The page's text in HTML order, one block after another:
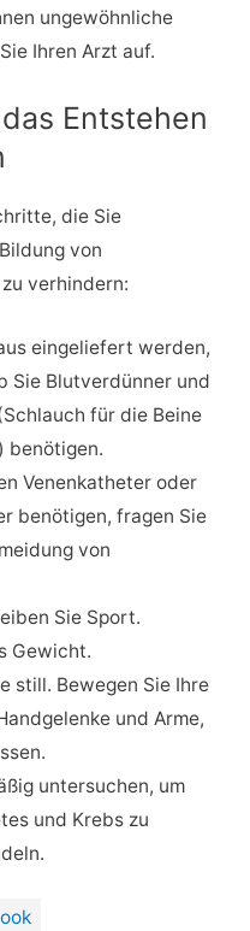
ungewöhnliche
Ihren Arzt auf.
Entstehen
die Sie
von
verhindern:
eingeliefert werden,
Sie Blutverdünner und
für die Beine
benötigen.
Venenkatheter oder
benötigen, fragen Sie
von
Sie Sport.
Gewicht.
still. Bewegen Sie Ihre
und Arme,
untersuchen, um
und Krebs zu